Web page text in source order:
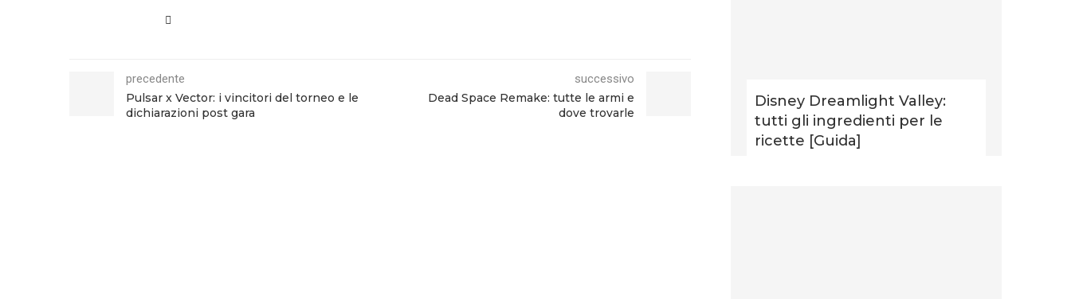
precedente
Pulsar x Vector: i vincitori del torneo e le
dichiarazioni post gara
successivo
Dead Space Remake: tutte le armi e
dove trovarle
Disney Dreamlight Valley:
tutti gli ingredienti per le
ricette [Guida]